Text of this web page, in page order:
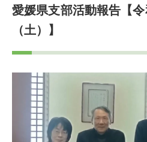
愛媛県支部活動報告【
（土）】